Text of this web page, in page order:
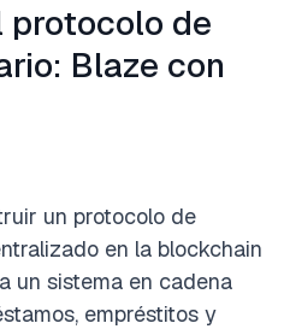
protocolo de
Blaze con
un protocolo de
en la blockchain
un sistema en cadena
empréstitos y